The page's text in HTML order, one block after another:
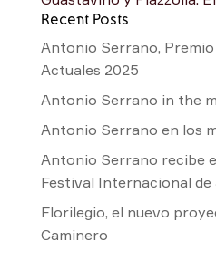
Recent Posts
Antonio Serrano,
Actuales 2025
Antonio Serrano in the
Antonio Serrano en los
Antonio Serrano recibe
Festival Internacional de
Florilegio, el nuevo
Caminero